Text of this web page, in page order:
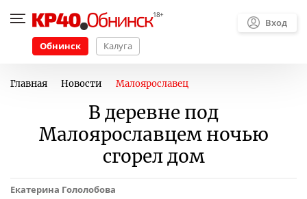
Обнинск Калуга
Вход
Главная Новости Малоярославец
В деревне под
Малоярославцем ночью
сгорел дом
Екатерина Гололобова